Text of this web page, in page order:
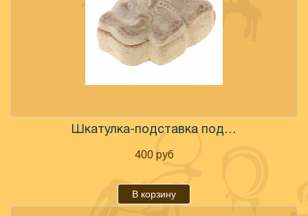
Шкатулка-подставка под палочки "Слон" терракот
400 руб
В корзину